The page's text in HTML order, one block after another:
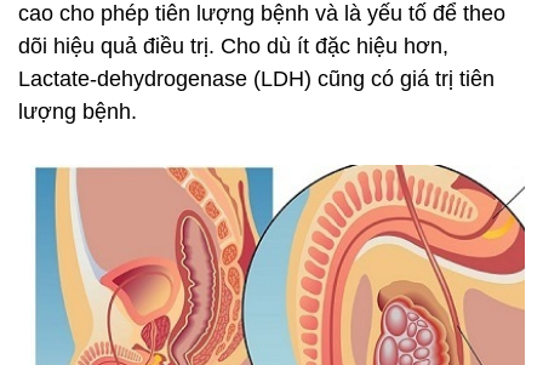
cao cho phép tiên lượng bệnh và là yếu tố để theo
dõi hiệu quả điều trị. Cho dù ít đặc hiệu hơn,
Lactate-dehydrogenase (LDH) cũng có giá trị tiên
lượng bệnh.